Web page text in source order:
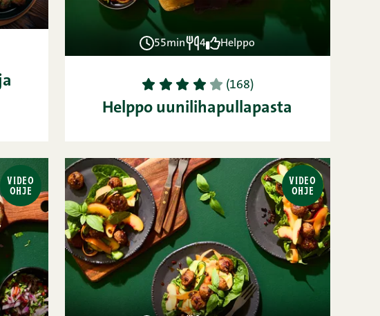
55min 4 Helppo
1 2 3 4 5 (168)
Helppo uunilihapullapasta
VIDEO
OHJE
VIDEO
OHJE